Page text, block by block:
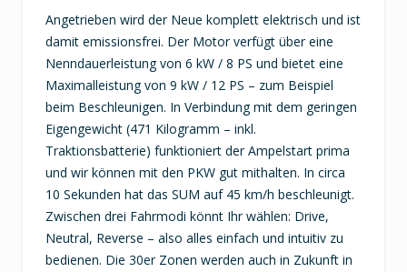
Angetrieben wird der Neue komplett elektrisch und ist
damit emissionsfrei. Der Motor verfügt über eine
Nenndauerleistung von 6 kW / 8 PS und bietet eine
Maximalleistung von 9 kW / 12 PS – zum Beispiel
beim Beschleunigen. In Verbindung mit dem geringen
Eigengewicht (471 Kilogramm – inkl.
Traktionsbatterie) funktioniert der Ampelstart prima
und wir können mit den PKW gut mithalten. In circa
10 Sekunden hat das SUM auf 45 km/h beschleunigt.
Zwischen drei Fahrmodi könnt Ihr wählen: Drive,
Neutral, Reverse – also alles einfach und intuitiv zu
bedienen. Die 30er Zonen werden auch in Zukunft in